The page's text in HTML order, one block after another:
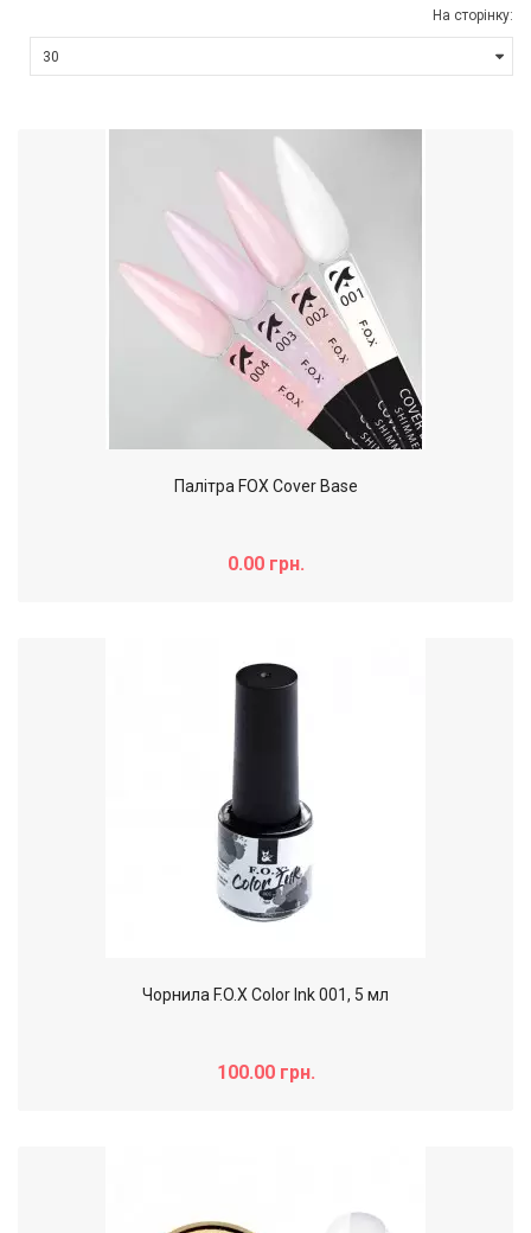
На сторінку:
Палітра FOX Cover Base
0.00 грн.
Чорнила F.O.X Color Ink 001, 5 мл
100.00 грн.